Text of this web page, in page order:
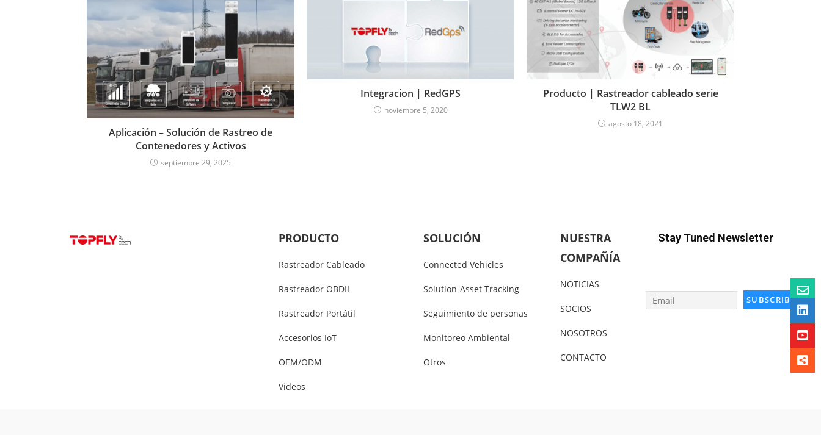
Aplicación – Solución de Rastreo de
Contenedores y Activos
septiembre 29, 2025
Integracion | RedGPS
noviembre 5, 2020
Producto | Rastreador cableado serie
TLW2 BL
agosto 18, 2021
PRODUCTO
Rastreador Cableado
Rastreador OBDII
Rastreador Portátil
Accesorios IoT
OEM/ODM
Videos
SOLUCIÓN
Connected Vehicles
Solution-Asset Tracking
Seguimiento de personas
Monitoreo Ambiental
Otros
NUESTRA
COMPAÑÍA
NOTICIAS
SOCIOS
NOSOTROS
CONTACTO
Stay Tuned Newsletter